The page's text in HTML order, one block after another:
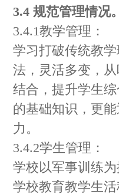
3.4 规范管理情况
3.4.1教学管理：
学习打破传统教
法，灵活多变，
结合，提升学生
的基础知识，更
力。
3.4.2学生管理：
学校以军事训练
学校教育教学生